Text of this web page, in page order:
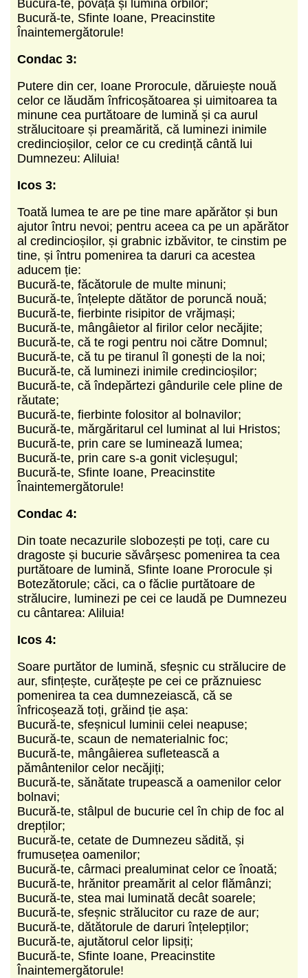
Bucură-te, povața și lumina orbilor;
Bucură-te, Sfinte Ioane, Preacinstite
Înaintemergătorule!
Condac 3:
Putere din cer, Ioane Prorocule, dăruiește nouă
celor ce lăudăm înfricoșătoarea și uimitoarea ta
minune cea purtătoare de lumină și ca aurul
strălucitoare și preamărită, că luminezi inimile
credincioșilor, celor ce cu credință cântă lui
Dumnezeu: Aliluia!
Icos 3:
Toată lumea te are pe tine mare apărător și bun
ajutor întru nevoi; pentru aceea ca pe un apărător
al credincioșilor, și grabnic izbăvitor, te cinstim pe
tine, și întru pomenirea ta daruri ca acestea
aducem ție:
Bucură-te, făcătorule de multe minuni;
Bucură-te, înțelepte dătător de poruncă nouă;
Bucură-te, fierbinte risipitor de vrăjmași;
Bucură-te, mângâietor al firilor celor necăjite;
Bucură-te, că te rogi pentru noi către Domnul;
Bucură-te, că tu pe tiranul îl gonești de la noi;
Bucură-te, că luminezi inimile credincioșilor;
Bucură-te, că îndepărtezi gândurile cele pline de
răutate;
Bucură-te, fierbinte folositor al bolnavilor;
Bucură-te, mărgăritarul cel luminat al lui Hristos;
Bucură-te, prin care se luminează lumea;
Bucură-te, prin care s-a gonit vicleșugul;
Bucură-te, Sfinte Ioane, Preacinstite
Înaintemergătorule!
Condac 4:
Din toate necazurile slobozești pe toți, care cu
dragoste și bucurie săvârșesc pomenirea ta cea
purtătoare de lumină, Sfinte Ioane Prorocule și
Botezătorule; căci, ca o făclie purtătoare de
strălucire, luminezi pe cei ce laudă pe Dumnezeu
cu cântarea: Aliluia!
Icos 4:
Soare purtător de lumină, sfeșnic cu strălucire de
aur, sfințește, curățește pe cei ce prăznuiesc
pomenirea ta cea dumnezeiască, că se
înfricoșează toți, grăind ție așa:
Bucură-te, sfeșnicul luminii celei neapuse;
Bucură-te, scaun de nematerialnic foc;
Bucură-te, mângâierea sufletească a
pământenilor celor necăjiți;
Bucură-te, sănătate trupească a oamenilor celor
bolnavi;
Bucură-te, stâlpul de bucurie cel în chip de foc al
drepților;
Bucură-te, cetate de Dumnezeu sădită, și
frumusețea oamenilor;
Bucură-te, cârmaci prealuminat celor ce înoată;
Bucură-te, hrănitor preamărit al celor flămânzi;
Bucură-te, stea mai luminată decât soarele;
Bucură-te, sfeșnic strălucitor cu raze de aur;
Bucură-te, dătătorule de daruri înțelepților;
Bucură-te, ajutătorul celor lipsiți;
Bucură-te, Sfinte Ioane, Preacinstite
Înaintemergătorule!